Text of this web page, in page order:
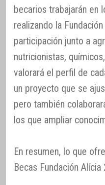
becarios trabajarán en
realizando la
participación junto a
nutricionistas,
valorará el perfil de
un proyecto que se
pero también
los que ampliar
En resumen, lo que
Becas Fundación